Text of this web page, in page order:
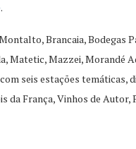
.
Brancaia, Bodegas
Matetic, Mazzei, Morandé
seis estações temáticas,
da França, Vinhos de Autor,